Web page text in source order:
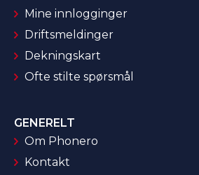
Mine innlogginger
Driftsmeldinger
Dekningskart
Ofte stilte spørsmål
GENERELT
Om Phonero
Kontakt